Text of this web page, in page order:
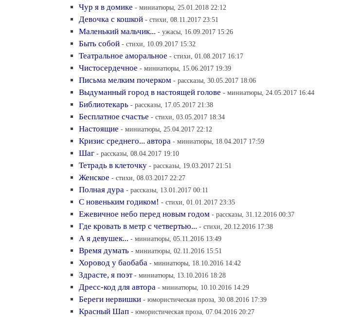
Чур я в домике - миниатюры, 25.01.2018 22:12
Девочка с кошкой - стихи, 08.11.2017 23:51
Маленький мальчик... - ужасы, 16.09.2017 15:26
Быть собой - стихи, 10.09.2017 15:32
Театральное аморальное - стихи, 01.08.2017 16:17
Чистосердечное - миниатюры, 15.06.2017 19:39
Письма мелким почерком - рассказы, 30.05.2017 18:06
Выдуманный город в настоящей голове - миниатюры, 24.05.2017 16:44
Библиотекарь - рассказы, 17.05.2017 21:38
Бесплатное счастье - стихи, 03.05.2017 18:34
Настоящие - миниатюры, 25.04.2017 22:12
Кризис среднего... автора - миниатюры, 18.04.2017 17:59
Шаг - рассказы, 08.04.2017 19:10
Тетрадь в клеточку - рассказы, 19.03.2017 21:51
Женское - стихи, 08.03.2017 22:27
Полная дура - рассказы, 13.01.2017 00:11
C новеньким годиком! - стихи, 01.01.2017 23:35
Ежевичное небо перед новым годом - рассказы, 31.12.2016 00:37
Где кровать в метр с четвертью... - стихи, 20.12.2016 17:38
А я девушек... - миниатюры, 05.11.2016 13:49
Время думать - миниатюры, 02.11.2016 15:51
Хоровод у баобаба - миниатюры, 18.10.2016 14:42
Здрасте, я поэт - миниатюры, 13.10.2016 18:28
Дресс-код для автора - миниатюры, 10.10.2016 14:29
Береги нервишки - юмористическая проза, 30.08.2016 17:39
Красный Шап - юмористическая проза, 07.04.2016 20:27